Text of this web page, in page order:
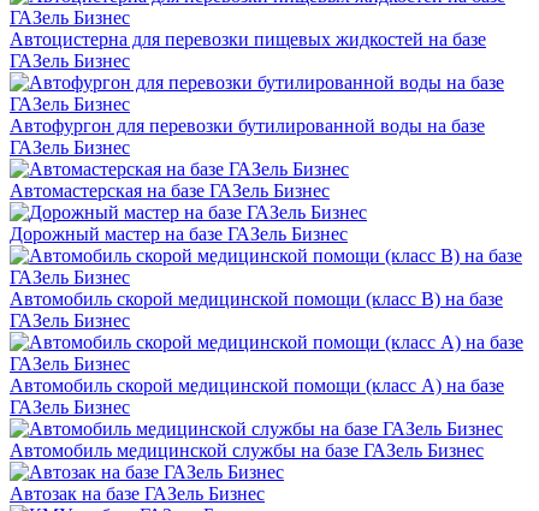
Автоцистерна для перевозки пищевых жидкостей на базе
ГАЗель Бизнес
Автофургон для перевозки бутилированной воды на базе
ГАЗель Бизнес
Автомастерская на базе ГАЗель Бизнес
Дорожный мастер на базе ГАЗель Бизнес
Автомобиль скорой медицинской помощи (класс В) на базе
ГАЗель Бизнес
Автомобиль скорой медицинской помощи (класс А) на базе
ГАЗель Бизнес
Автомобиль медицинской службы на базе ГАЗель Бизнес
Автозак на базе ГАЗель Бизнес